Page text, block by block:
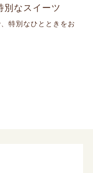
別なスイーツ
特別なひとときをお